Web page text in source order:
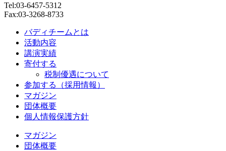
Tel:03-6457-5312
Fax:03-3268-8733
バディチームとは
活動内容
講演実績
寄付する
税制優遇について
参加する（採用情報）
マガジン
団体概要
個人情報保護方針
マガジン
団体概要